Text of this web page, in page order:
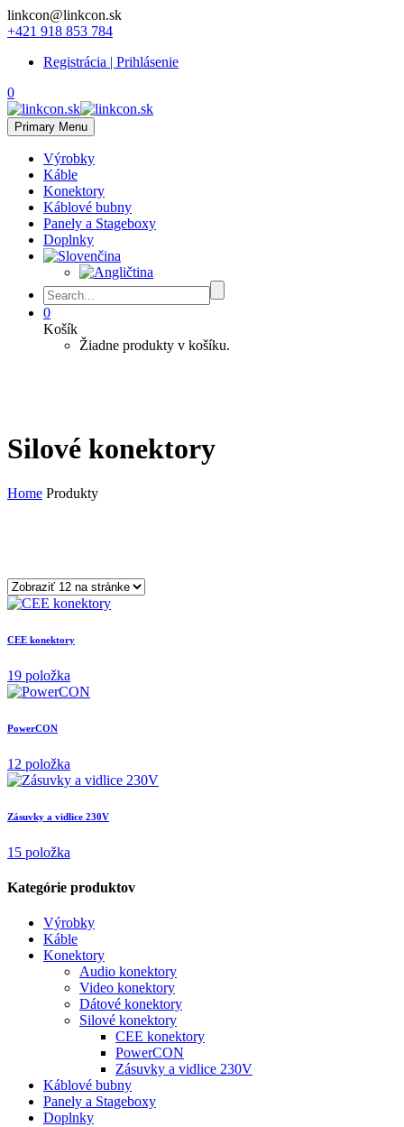
linkcon@linkcon.sk
+421 918 853 784
Registrácia | Prihlásenie
0
Primary Menu
Výrobky
Káble
Konektory
Káblové bubny
Panely a Stageboxy
Doplnky
0
Košík
Žiadne produkty v košíku.
Silové konektory
Home Produkty
CEE konektory
19 položka
PowerCON
12 položka
Zásuvky a vidlice 230V
15 položka
Kategórie produktov
Výrobky
Káble
Konektory
Audio konektory
Video konektory
Dátové konektory
Silové konektory
CEE konektory
PowerCON
Zásuvky a vidlice 230V
Káblové bubny
Panely a Stageboxy
Doplnky